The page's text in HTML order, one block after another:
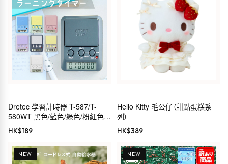
Dretec 學習計時器 T-587/T-
580WT 黑色/藍色/綠色/粉紅色/
紫色/白色
HK$189
Hello Kitty 毛公仔（甜點蛋糕系
列）
HK$389
NEW NEW